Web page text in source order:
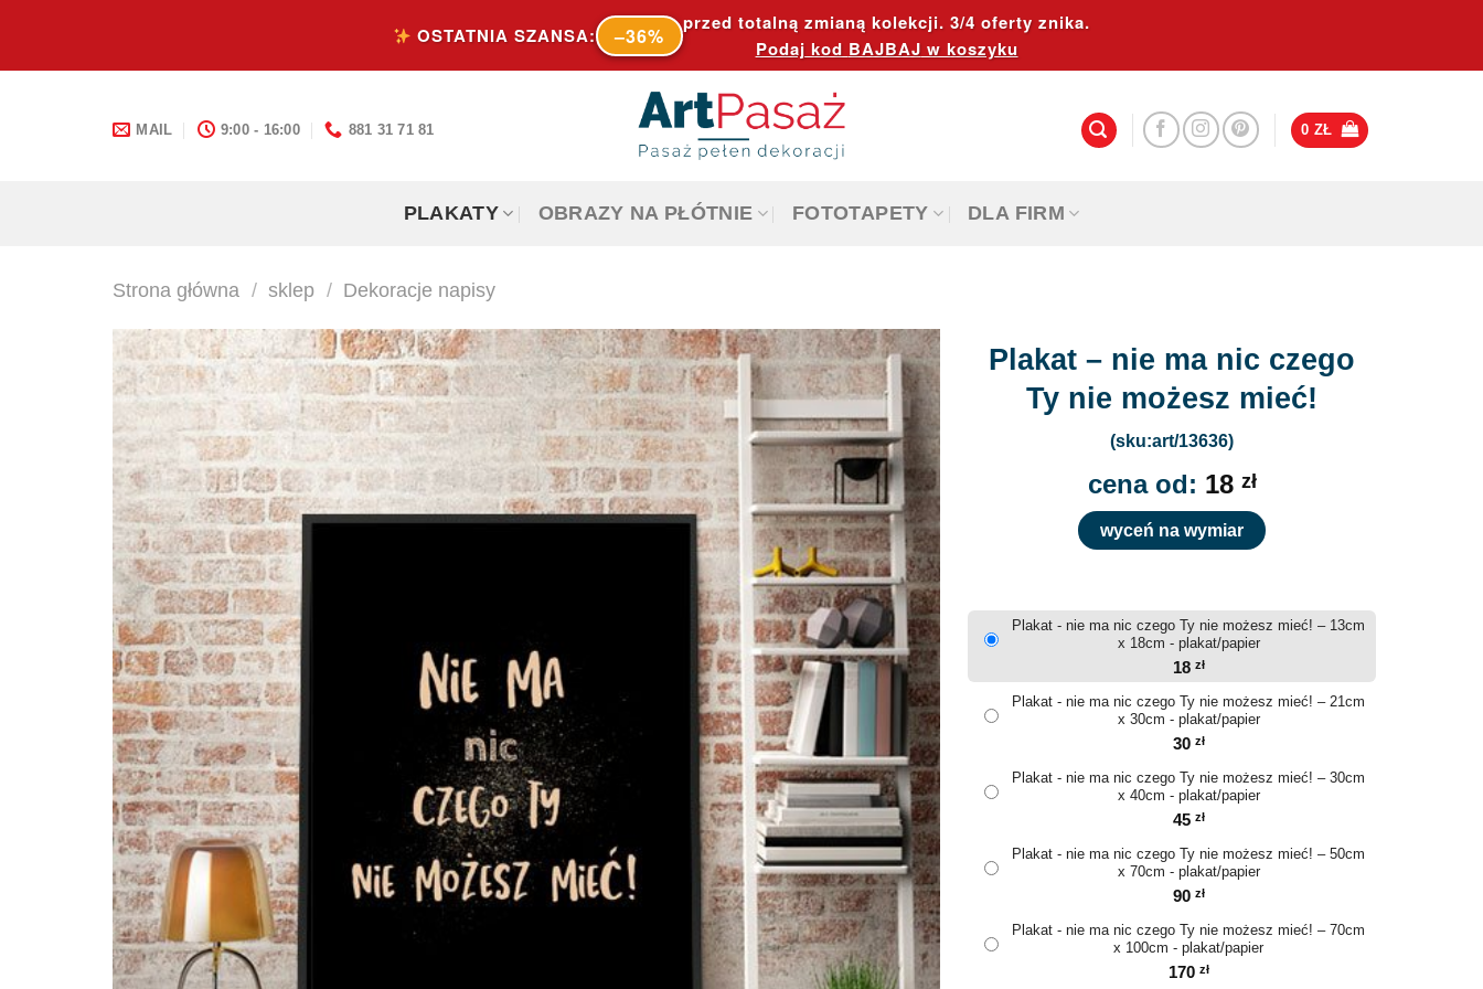
content
OSTATNIA SZANSA: –36%
przed totalną zmianą kolekcji. 3/4 oferty znika.
Podaj kod BAJBAJ w koszyku
MAIL 9:00 - 16:00 881 31 71 81 0 ZŁ
PLAKATY OBRAZY NA PŁÓTNIE FOTOTAPETY DLA FIRM
Strona główna / sklep / Dekoracje napisy
Plakat – nie ma nic czego
Ty nie możesz mieć!
(sku:art/13636)
cena od: 18 zł
wyceń na wymiar
Plakat - nie ma nic czego Ty nie możesz mieć! – 13cm
x 18cm - plakat/papier
18 zł
Plakat - nie ma nic czego Ty nie możesz mieć! – 21cm
x 30cm - plakat/papier
30 zł
Plakat - nie ma nic czego Ty nie możesz mieć! – 30cm
x 40cm - plakat/papier
45 zł
Plakat - nie ma nic czego Ty nie możesz mieć! – 50cm
x 70cm - plakat/papier
90 zł
Plakat - nie ma nic czego Ty nie możesz mieć! – 70cm
x 100cm - plakat/papier
170 zł